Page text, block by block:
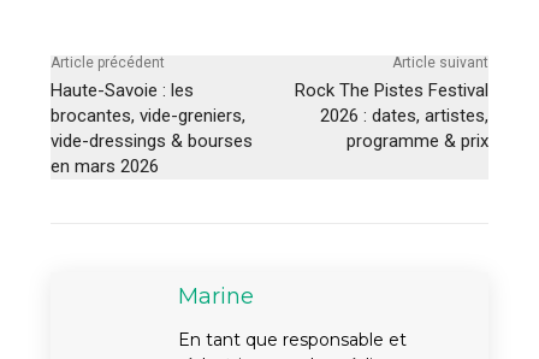
Article précédent
Haute-Savoie : les
brocantes, vide-greniers,
vide-dressings & bourses
en mars 2026
Article suivant
Rock The Pistes Festival
2026 : dates, artistes,
programme & prix
Marine
En tant que responsable et